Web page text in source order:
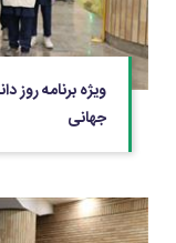
ویژه برنامه روز
جهانی